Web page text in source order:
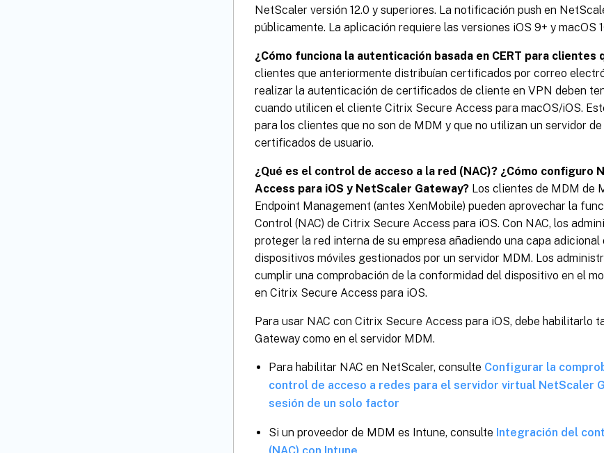
NetScaler versión 12.0 y superiores. La notificación push en
públicamente. La aplicación requiere las versiones iOS 9+ y macOS
¿Cómo funciona la autenticación basada en CERT para clientes
clientes que anteriormente distribuían certificados por correo
realizar la autenticación de certificados de cliente en VPN deben
cuando utilicen el cliente Citrix Secure Access para macOS/iOS.
para los clientes que no son de MDM y que no utilizan un servidor
certificados de usuario.
¿Qué es el control de acceso a la red (NAC)? ¿Cómo configuro
Access para iOS y NetScaler Gateway? Los clientes de MDM de
Endpoint Management (antes XenMobile) pueden aprovechar la
Control (NAC) de Citrix Secure Access para iOS. Con NAC, los
proteger la red interna de su empresa añadiendo una capa
dispositivos móviles gestionados por un servidor MDM. Los
cumplir una comprobación de la conformidad del dispositivo en el
en Citrix Secure Access para iOS.
Para usar NAC con Citrix Secure Access para iOS, debe habilitarlo
Gateway como en el servidor MDM.
Para habilitar NAC en NetScaler, consulte Configurar la
control de acceso a redes para el servidor virtual NetScaler
sesión de un solo factor
Si un proveedor de MDM es Intune, consulte Integración del
(NAC) con Intune.